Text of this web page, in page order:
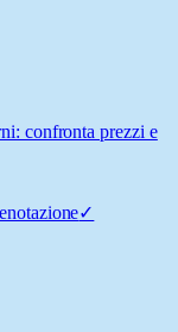
confronta prezzi e
✓